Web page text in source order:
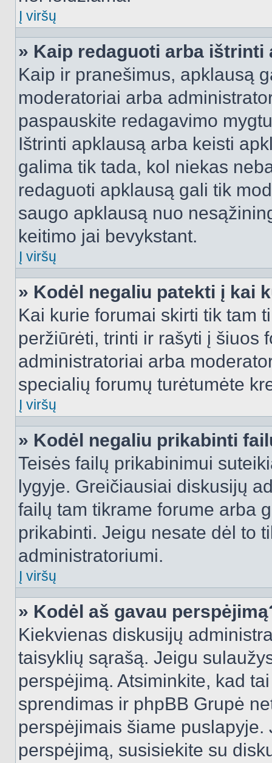
Į viršų
» Kaip redaguoti arba ištrinti
Kaip ir pranešimus, apklausą
moderatoriai arba
paspauskite redagavimo
Ištrinti apklausą arba keisti
galima tik tada, kol niekas
redaguoti apklausą gali tik
saugo apklausą nuo
keitimo jai bevykstant.
Į viršų
» Kodėl negaliu patekti į kai
Kai kurie forumai skirti tik tam
peržiūrėti, trinti ir rašyti į šiuos
administratoriai arba
specialių forumų turėtumėte
Į viršų
» Kodėl negaliu prikabinti
Teisės failų prikabinimui
lygyje. Greičiausiai diskusijų
failų tam tikrame forume arba
prikabinti. Jeigu nesate dėl to
administratoriumi.
Į viršų
» Kodėl aš gavau
Kiekvienas diskusijų
taisyklių sąrašą. Jeigu
perspėjimą. Atsiminkite, kad
sprendimas ir phpBB Grupė
perspėjimais šiame
perspėjimą, susisiekite su